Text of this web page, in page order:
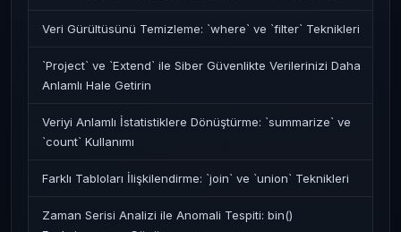
Veri Gürültüsünü Temizleme: `where` ve `filter` Teknikleri
`Project` ve `Extend` ile Siber Güvenlikte Verilerinizi Daha
Anlamlı Hale Getirin
Veriyi Anlamlı İstatistiklere Dönüştürme: `summarize` ve
`count` Kullanımı
Farklı Tabloları İlişkilendirme: `join` ve `union` Teknikleri
Zaman Serisi Analizi ile Anomali Tespiti: bin()